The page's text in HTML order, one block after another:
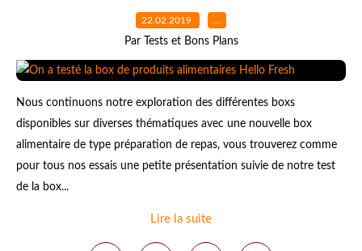
22.02.2019 …
Par Tests et Bons Plans
Nous continuons notre exploration des différentes boxs
disponibles sur diverses thématiques avec une nouvelle box
alimentaire de type préparation de repas, vous trouverez comme
pour tous nos essais une petite présentation suivie de notre test
de la box...
Lire la suite